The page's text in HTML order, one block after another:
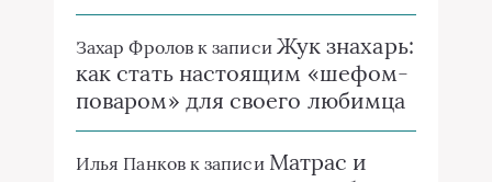
Захар Фроловк записи Жук знахарь:
как стать настоящим «шефом-
поваром» для своего любимца
Илья Панковк записи Матрас и